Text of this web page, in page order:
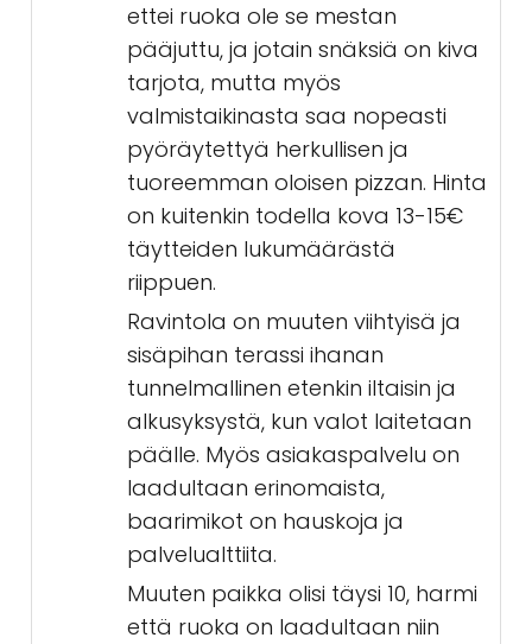
ettei ruoka ole se mestan
pääjuttu, ja jotain snäksiä on kiva
tarjota, mutta myös
valmistaikinasta saa nopeasti
pyöräytettyä herkullisen ja
tuoreemman oloisen pizzan. Hinta
on kuitenkin todella kova 13-15€
täytteiden lukumäärästä
riippuen.
Ravintola on muuten viihtyisä ja
sisäpihan terassi ihanan
tunnelmallinen etenkin iltaisin ja
alkusyksystä, kun valot laitetaan
päälle. Myös asiakaspalvelu on
laadultaan erinomaista,
baarimikot on hauskoja ja
palvelualttiita.
Muuten paikka olisi täysi 10, harmi
että ruoka on laadultaan niin